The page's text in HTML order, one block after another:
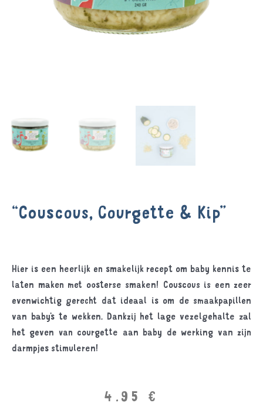
“Couscous, Courgette & Kip”
Hier is een heerlijk en smakelijk recept om baby kennis te
laten maken met oosterse smaken! Couscous is een zeer
evenwichtig gerecht dat ideaal is om de smaakpapillen
van baby’s te wekken. Dankzij het lage vezelgehalte zal
het geven van courgette aan baby de werking van zijn
darmpjes stimuleren!
4.95 €